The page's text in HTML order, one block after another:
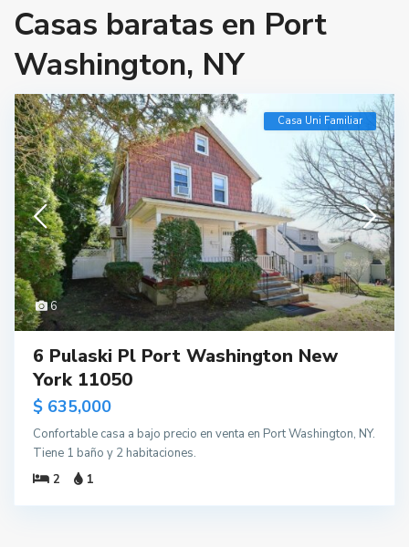
Casas baratas en Port
Washington, NY
6
Casa Uni Familiar
6 Pulaski Pl Port Washington New
York 11050
$ 635,000
Confortable casa a bajo precio en venta en Port Washington, NY.
Tiene 1 baño y 2 habitaciones.
2
1